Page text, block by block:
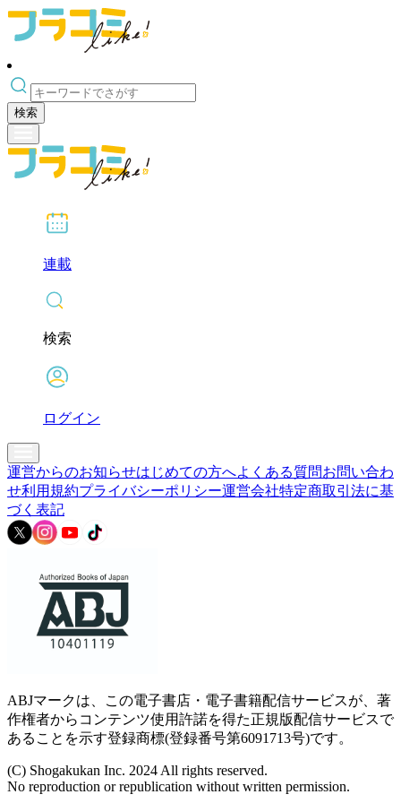
検索
連載
検索
ログイン
運営からのお知らせはじめての方へよくある質問お問い合わ
せ利用規約プライバシーポリシー運営会社特定商取引法に基
づく表記
ABJマークは、この電子書店・電子書籍配信サービスが、著
作権者からコンテンツ使用許諾を得た正規版配信サービスで
あることを示す登録商標(登録番号第6091713号)です。
(C) Shogakukan Inc. 2024 All rights reserved.
No reproduction or republication without written permission.